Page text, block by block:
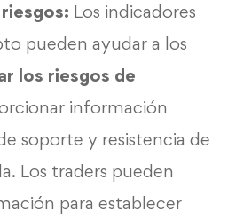
Los indicadores
pueden ayudar a los
los riesgos de
información
soporte y resistencia de
Los traders pueden
para establecer